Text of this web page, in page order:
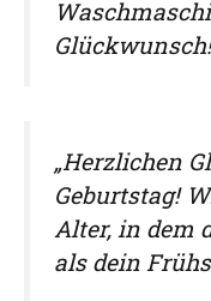
„Herzlichen
Geburtstag!
Alter, in dem
als dein